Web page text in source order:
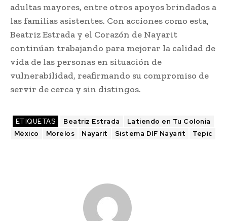
adultas mayores, entre otros apoyos brindados a
las familias asistentes. Con acciones como esta,
Beatriz Estrada y el Corazón de Nayarit
continúan trabajando para mejorar la calidad de
vida de las personas en situación de
vulnerabilidad, reafirmando su compromiso de
servir de cerca y sin distingos.
ETIQUETAS Beatriz Estrada
Latiendo en Tu Colonia
México
Morelos Nayarit Sistema DIF Nayarit Tepic